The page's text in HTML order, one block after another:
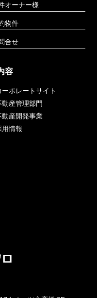
オーナー様
物件
合せ
容
ーポレートサイト
動産管理部門
動産開発事業
用情報